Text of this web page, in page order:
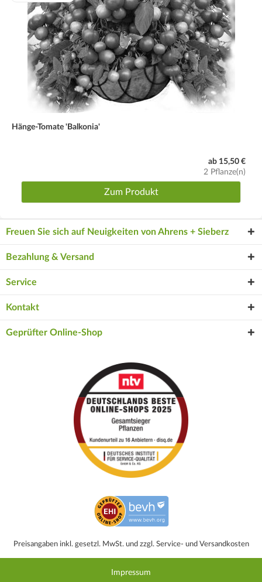
Hänge-Tomate 'Balkonia'
ab 15,50 €
2 Pflanze(n)
Zum Produkt
Freuen Sie sich auf Neuigkeiten von Ahrens + Sieberz
Bezahlung & Versand
Service
Kontakt
Geprüfter Online-Shop
Preisangaben inkl. gesetzl. MwSt. und zzgl. Service- und Versandkosten
Impressum